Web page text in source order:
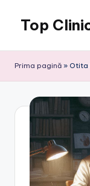
content
Top
Prima pagină » Otita